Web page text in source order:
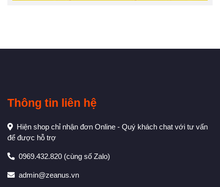
Thông tin liên hệ
Hiện shop chỉ nhận đơn Online - Quý khách chat với tư vấn
để được hỗ trợ
0969.432.820 (cùng số Zalo)
admin@zeanus.vn